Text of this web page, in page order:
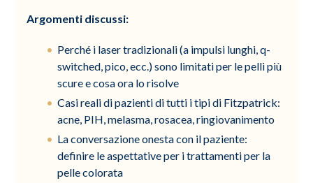
Argomenti discussi:
Perché i laser tradizionali (a impulsi lunghi, q-
switched, pico, ecc.) sono limitati per le pelli più
scure e cosa ora lo risolve
Casi reali di pazienti di tutti i tipi di Fitzpatrick:
acne, PIH, melasma, rosacea, ringiovanimento
La conversazione onesta con il paziente:
definire le aspettative per i trattamenti per la
pelle colorata